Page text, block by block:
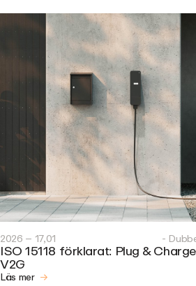
2026 – 17,01 -
ISO 15118 förklarat: Plug &
V2G
Läs mer